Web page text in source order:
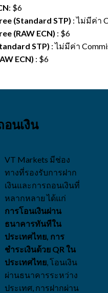
: $6
(Standard STP) : ไม่มีค่า
(RAW ECN) : $6
STP) : ไม่มีค่า
ECN) : $6
อนเงิน
VT Markets มีช่อง
ทางที่รองรับการฝาก
เงินและการถอนเงินที่
หลากหลาย ได้แก่
การโอนเงินผ่าน
ธนาคารทันทีใน
ประเทศไทย, การ
ชำระเงินด้วย QR ใน
ประเทศไทย, โอนเงิน
ผ่านธนาคารระหว่าง
ประเทศ, การฝากผ่าน